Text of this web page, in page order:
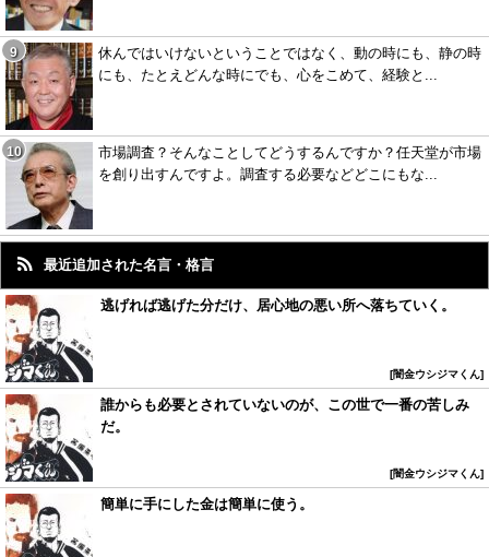
休んではいけないということではなく、動の時にも、静の時
にも、たとえどんな時にでも、心をこめて、経験と...
市場調査？そんなことしてどうするんですか？任天堂が市場
を創り出すんですよ。調査する必要などどこにもな...
最近追加された名言・格言
逃げれば逃げた分だけ、居心地の悪い所へ落ちていく。
闇金ウシジマくん
誰からも必要とされていないのが、この世で一番の苦しみ
だ。
闇金ウシジマくん
簡単に手にした金は簡単に使う。